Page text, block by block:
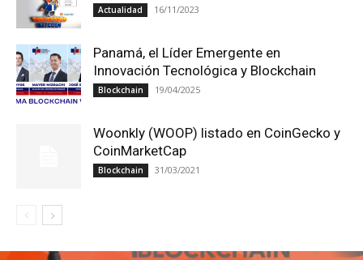
Actualidad 16/11/2023
Panamá, el Líder Emergente en
Innovación Tecnológica y Blockchain
Blockchain 19/04/2025
Woonkly (WOOP) listado en CoinGecko y
CoinMarketCap
Blockchain 31/03/2021